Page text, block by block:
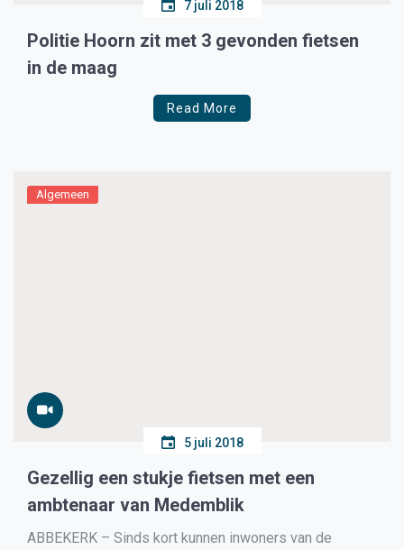
7 juli 2018
Politie Hoorn zit met 3 gevonden fietsen
in de maag
Read More
Algemeen
5 juli 2018
Gezellig een stukje fietsen met een
ambtenaar van Medemblik
ABBEKERK – Sinds kort kunnen inwoners van de